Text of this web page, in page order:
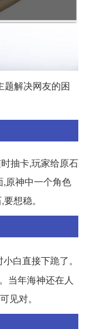
题解决网友的困
抽卡,玩家给原石
原神中一个角色
想稳。
白直接下跪了。
当年海神还在人
见对。